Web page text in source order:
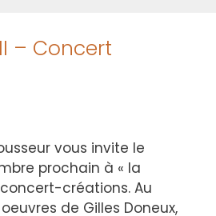
– Concert
vous invite le
prochain à « la
créations. Au
de Gilles Doneux,